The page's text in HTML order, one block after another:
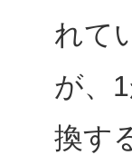
れて
が、
換す